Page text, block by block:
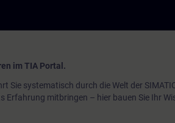
im TIA Portal.
Sie systematisch durch die Welt der
Erfahrung mitbringen – hier bauen Sie Ihr